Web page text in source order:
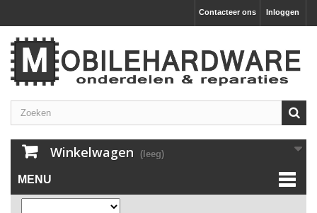
Inloggen
Contacteer ons
Winkelwagen (leeg)
MENU